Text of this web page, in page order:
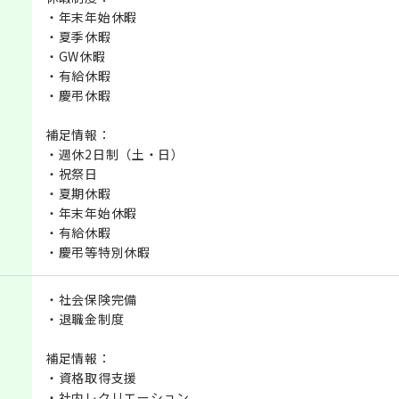
・年末年始休暇
・夏季休暇
・GW休暇
・有給休暇
・慶弔休暇
補足情報：
・週休2日制（土・日）
・祝祭日
・夏期休暇
・年末年始休暇
・有給休暇
・慶弔等特別休暇
・社会保険完備
・退職金制度
補足情報：
・資格取得支援